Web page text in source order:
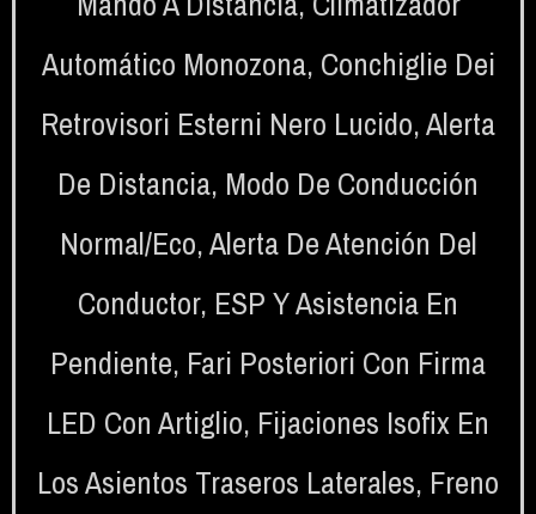
Automático Monozona, Conchiglie Dei
Retrovisori Esterni Nero Lucido,Alerta
De Distancia, Modo De Conducción
Normal/eco,Alerta De Atención Del
Conductor, ESP Y Asistencia En
Pendiente, Fari Posteriori Con Firma
LED Con Artiglio, Fijaciones Isofix En
Los Asientos Traseros Laterales, Freno